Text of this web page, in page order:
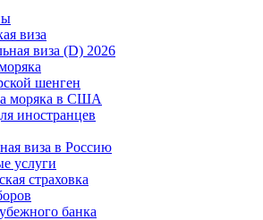
виза
виза (D) 2026
шенген
моряка в США
иностранцев
виза в Россию
услуги
страховка
банка